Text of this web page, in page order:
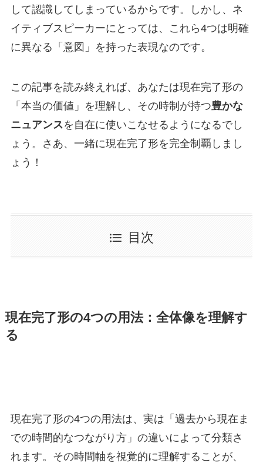
して認識してしまっているからです。しかし、ネ
イティブスピーカーにとっては、これら4つは明確
に異なる「意図」を持った表現なのです。
この記事を読み終えれば、あなたは現在完了形の
「本当の価値」を理解し、その時制が持つ豊かな
ニュアンスを自在に使いこなせるようになるでし
ょう。さあ、一緒に現在完了形を完全制覇しまし
ょう！
目次
現在完了形の4つの用法：全体像を理解す
る
現在完了形の4つの用法は、実は「過去から現在ま
での時間的なつながり方」の違いによって分類さ
れます。その時間軸を視覚的に理解することが、